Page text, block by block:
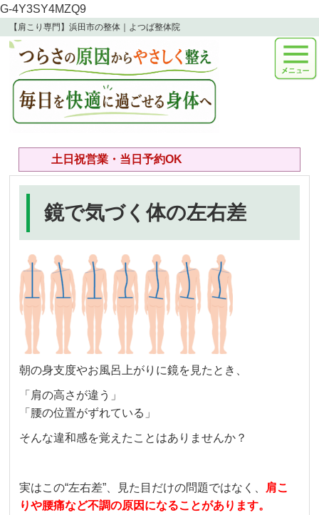
G-4Y3SY4MZQ9
【肩こり専門】浜田市の整体｜よつば整体院
土日祝営業・当日予約OK
鏡で気づく体の左右差
朝の身支度やお風呂上がりに鏡を見たとき、
「肩の高さが違う」
「腰の位置がずれている」
そんな違和感を覚えたことはありませんか？
実はこの“左右差”、見た目だけの問題ではなく、
肩こ
りや腰痛など不調の原因になることがあります。